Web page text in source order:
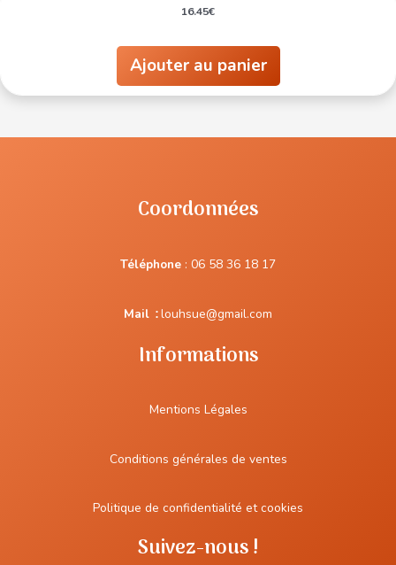
16.45€
Ajouter au panier
Coordonnées
Téléphone : 06 58 36 18 17
Mail :louhsue@gmail.com
Informations
Mentions Légales
Conditions générales de ventes
Politique de confidentialité et cookies
Suivez-nous !